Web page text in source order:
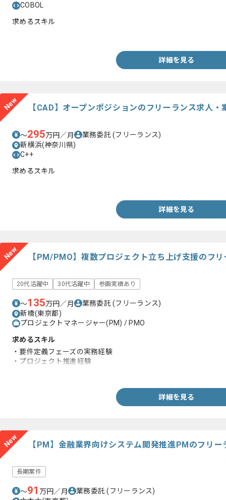
COBOL
求めるスキル
詳細を見る
New 【CAD】オープンポジションのフリーランス求人・
〜295万円／月 業務委託(フリーランス)
新横浜(神奈川県)
C++
求めるスキル
詳細を見る
New 【PM/PMO】複数プロジェクト立ち上げ支援のフ
20代活躍中 30代活躍中 参画実績あり
〜135万円／月 業務委託(フリーランス)
新橋(東京都)
プロジェクトマネージャー(PM) / PMO
求めるスキル
・要件定義フェーズの実務経験
・プロジェクト推進経験
詳細を見る
New 【PM】金融業界向けシステム開発推進PMのフリ
長期案件
〜91 万円／月 業務委託(フリーランス)